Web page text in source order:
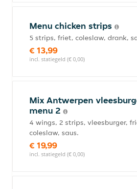
Menu chicken strips
5 strips, friet, coleslaw, drank,
€ 13,99
incl. statiegeld (€ 0,00)
Mix Antwerpen
menu 2
4 wings, 2 strips, vleesburger,
coleslaw, saus.
€ 19,99
incl. statiegeld (€ 0,00)